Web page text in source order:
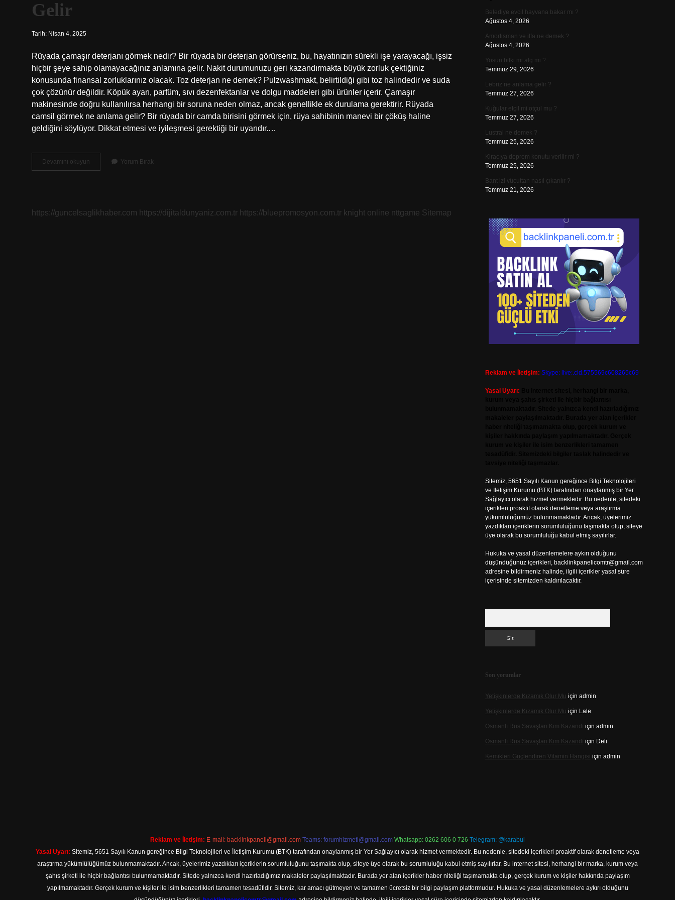
Gelir
Tarih: Nisan 4, 2025
Rüyada çamaşır deterjanı görmek nedir? Bir rüyada bir deterjan görürseniz, bu, hayatınızın sürekli işe yarayacağı, işsiz
hiçbir şeye sahip olamayacağınız anlamına gelir. Nakit durumunuzu geri kazandırmakta büyük zorluk çektiğiniz
konusunda finansal zorluklarınız olacak. Toz deterjan ne demek? Pulzwashmakt, belirtildiği gibi toz halindedir ve suda
çok çözünür değildir. Köpük ayarı, parfüm, sıvı dezenfektanlar ve dolgu maddeleri gibi ürünler içerir. Çamaşır
makinesinde doğru kullanılırsa herhangi bir soruna neden olmaz, ancak genellikle ek durulama gerektirir. Rüyada
camsil görmek ne anlama gelir? Bir rüyada bir camda birisini görmek için, rüya sahibinin manevi bir çöküş haline
geldiğini söylüyor. Dikkat etmesi ve iyileşmesi gerektiği bir uyarıdır.…
Devamını okuyun
Çamaşır
Gelir
Yorum Bırak
https://guncelsaglikhaber.com https://dijitaldunyaniz.com.tr https://bluepromosyon.com.tr knight online nttgame Sitemap
Belediye evcil hayvana bakar mı ?
Ağustos 4, 2026
Amortisman ve itfa ne demek ?
Ağustos 4, 2026
Yosun bitki mi alg mi ?
Temmuz 29, 2026
Lebriz ne anlama gelir ?
Temmuz 27, 2026
Kuğular etçil mi otçul mu ?
Temmuz 27, 2026
Lustral ne demek ?
Temmuz 25, 2026
Kiracıya deprem konutu verilir mi ?
Temmuz 25, 2026
Bant izi vücuttan nasıl çıkarılır ?
Temmuz 21, 2026
Reklam ve İletişim: Skype: live:.cid.575569c608265c69
Yasal Uyarı:
Sitemiz, 5651 Sayılı Kanun gereğince Bilgi Teknolojileri
ve İletişim Kurumu (BTK) tarafından onaylanmış bir Yer
Sağlayıcı olarak hizmet vermektedir. Bu nedenle, sitedeki
içerikleri proaktif olarak denetleme veya araştırma
yükümlülüğümüz bulunmamaktadır. Ancak, üyelerimiz
yazdıkları içeriklerin sorumluluğunu taşımakta olup, siteye
üye olarak bu sorumluluğu kabul etmiş sayılırlar.
Hukuka ve yasal düzenlemelere aykırı olduğunu
düşündüğünüz içerikleri, backlinkpanelicomtr@gmail.com
adresine bildirmeniz halinde, ilgili içerikler yasal süre
içerisinde sitemizden kaldırılacaktır.
Son yorumlar
Yetişkinlerde Kızamık Olur Mu için admin
Yetişkinlerde Kızamık Olur Mu için Lale
Osmanlı Rus Savaşları Kim Kazandı için admin
Osmanlı Rus Savaşları Kim Kazandı için Deli
Kemikleri Güçlendiren Vitamin Hangisi için admin
Reklam ve İletişim: E-mail: backlinkpaneli@gmail.com Teams: forumhizmeti@gmail.com Whatsapp: 0262 606 0 726 Telegram: @karabul
Yasal Uyarı: Sitemiz, 5651 Sayılı Kanun gereğince Bilgi Teknolojileri ve İletişim Kurumu (BTK) tarafından onaylanmış bir Yer Sağlayıcı olarak hizmet vermektedir. Bu nedenle, sitedeki içerikleri proaktif olarak denetleme veya
araştırma yükümlülüğümüz bulunmamaktadır. Ancak, üyelerimiz yazdıkları içeriklerin sorumluluğunu taşımakta olup, siteye üye olarak bu sorumluluğu kabul etmiş sayılırlar. Bu internet sitesi, herhangi bir marka, kurum veya
şahıs şirketi ile hiçbir bağlantısı bulunmamaktadır. Sitede yalnızca kendi hazırladığımız makaleler paylaşılmaktadır. Burada yer alan içerikler haber niteliği taşımamakta olup, gerçek kurum ve kişiler hakkında paylaşım
yapılmamaktadır. Gerçek kurum ve kişiler ile isim benzerlikleri tamamen tesadüfidir. Sitemiz, kar amacı gütmeyen ve tamamen ücretsiz bir bilgi paylaşım platformudur. Hukuka ve yasal düzenlemelere aykırı olduğunu